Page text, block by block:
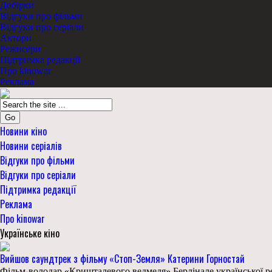
Добірки
Відгуки про фільми
Відгуки про серіали
Актори
Режисери
Підтримка редакції
Про kinowar
Реклама
Go
Новини кіно
Новини серіалів
Відгуки про фільми
Відгуки про серіали
Підтримка редакції
Реклама
Про kinowar
Українське кіно
Вийшов саундтрек з фільму «Стоп-Земля» Катерини Горностай